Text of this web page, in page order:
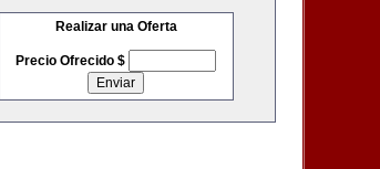
Realizar una Oferta
Precio Ofrecido $